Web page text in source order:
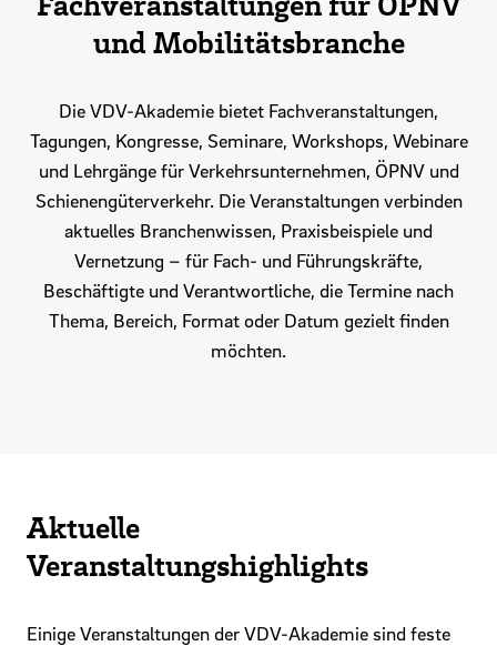
und Mobilitätsbranche
Die VDV-Akademie bietet Fachveranstaltungen,
Tagungen, Kongresse, Seminare, Workshops, Webinare
und Lehrgänge für Verkehrsunternehmen, ÖPNV und
Schienengüterverkehr. Die Veranstaltungen verbinden
aktuelles Branchenwissen, Praxisbeispiele und
Vernetzung – für Fach- und Führungskräfte,
Beschäftigte und Verantwortliche, die Termine nach
Thema, Bereich, Format oder Datum gezielt finden
möchten.
Aktuelle
Veranstaltungshighlights
Einige Veranstaltungen der VDV-Akademie sind feste